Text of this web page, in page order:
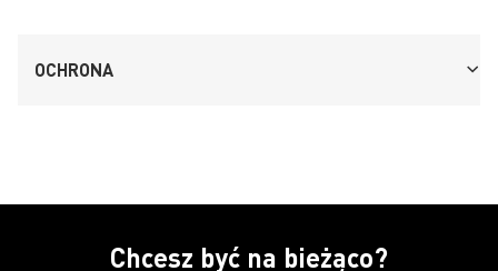
OCHRONA
Chcesz być na bieżąco?